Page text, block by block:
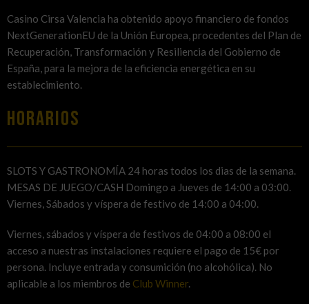
Casino Cirsa Valencia ha obtenido apoyo financiero de fondos
NextGenerationEU de la Unión Europea, procedentes del Plan de
Recuperación, Transformación y Resiliencia del Gobierno de
España, para la mejora de la eficiencia energética en su
establecimiento.
HORARIOS
SLOTS Y GASTRONOMÍA 24 horas todos los dias de la semana.
MESAS DE JUEGO/CASH Domingo a Jueves de 14:00 a 03:00.
Viernes, Sábados y víspera de festivo de 14:00 a 04:00.
Viernes, sábados y víspera de festivos de 04:00 a 08:00 el
acceso a nuestras instalaciones requiere el pago de 15€ por
persona. Incluye entrada y consumición (no alcohólica). No
aplicable a los miembros de Club Winner.